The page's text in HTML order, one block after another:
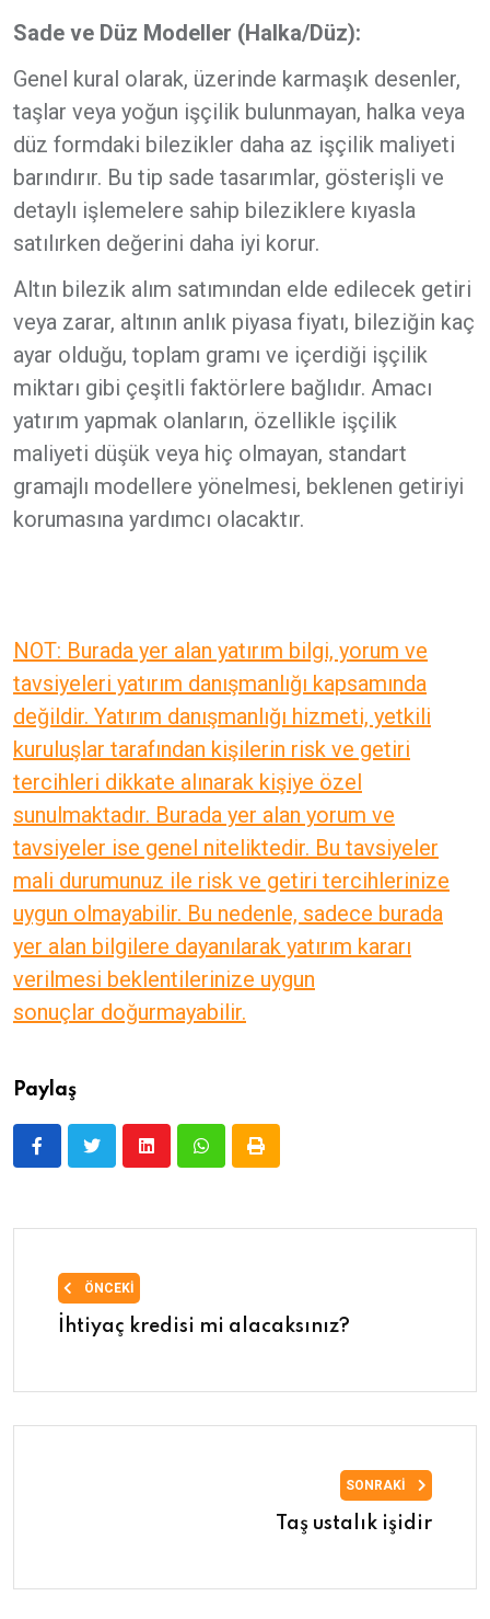
Sade ve Düz Modeller (Halka/Düz):
Genel kural olarak, üzerinde karmaşık desenler,
taşlar veya yoğun işçilik bulunmayan, halka veya
düz formdaki bilezikler daha az işçilik maliyeti
barındırır. Bu tip sade tasarımlar, gösterişli ve
detaylı işlemelere sahip bileziklere kıyasla
satılırken değerini daha iyi korur.
Altın bilezik alım satımından elde edilecek getiri
veya zarar, altının anlık piyasa fiyatı, bileziğin kaç
ayar olduğu, toplam gramı ve içerdiği işçilik
miktarı gibi çeşitli faktörlere bağlıdır. Amacı
yatırım yapmak olanların, özellikle işçilik
maliyeti düşük veya hiç olmayan, standart
gramajlı modellere yönelmesi, beklenen getiriyi
korumasına yardımcı olacaktır.
NOT: Burada yer alan yatırım bilgi, yorum ve
tavsiyeleri yatırım danışmanlığı kapsamında
değildir. Yatırım danışmanlığı hizmeti, yetkili
kuruluşlar tarafından kişilerin risk ve getiri
tercihleri dikkate alınarak kişiye özel
sunulmaktadır. Burada yer alan yorum ve
tavsiyeler ise genel niteliktedir. Bu tavsiyeler
mali durumunuz ile risk ve getiri tercihlerinize
uygun olmayabilir. Bu nedenle, sadece burada
yer alan bilgilere dayanılarak yatırım kararı
verilmesi beklentilerinize uygun
sonuçlar doğurmayabilir.
Paylaş
ÖNCEKI
İhtiyaç kredisi mi alacaksınız?
SONRAKI
Taş ustalık işidir